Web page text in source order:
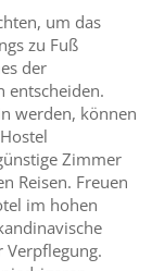
um das
zu Fuß
der
entscheiden.
werden, können
Zimmer
Reisen. Freuen
im hohen
Verpflegung.